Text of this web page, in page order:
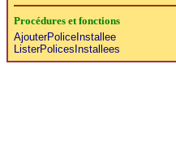
Procédures et fonctions
AjouterPoliceInstallee
ListerPolicesInstallees